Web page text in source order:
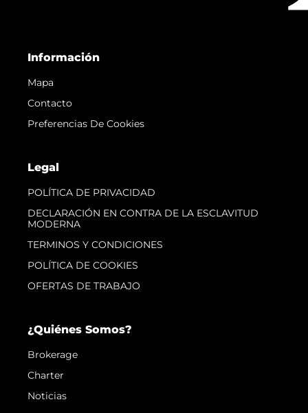
Información
Mapa
Contacto
Preferencias De Cookies
Legal
POLÍTICA DE PRIVACIDAD
DECLARACIÓN EN CONTRA DE LA ESCLAVITUD
MODERNA
TERMINOS Y CONDICIONES
POLÍTICA DE COOKIES
OFERTAS DE TRABAJO
¿Quiénes Somos?
Brokerage
Charter
Noticias